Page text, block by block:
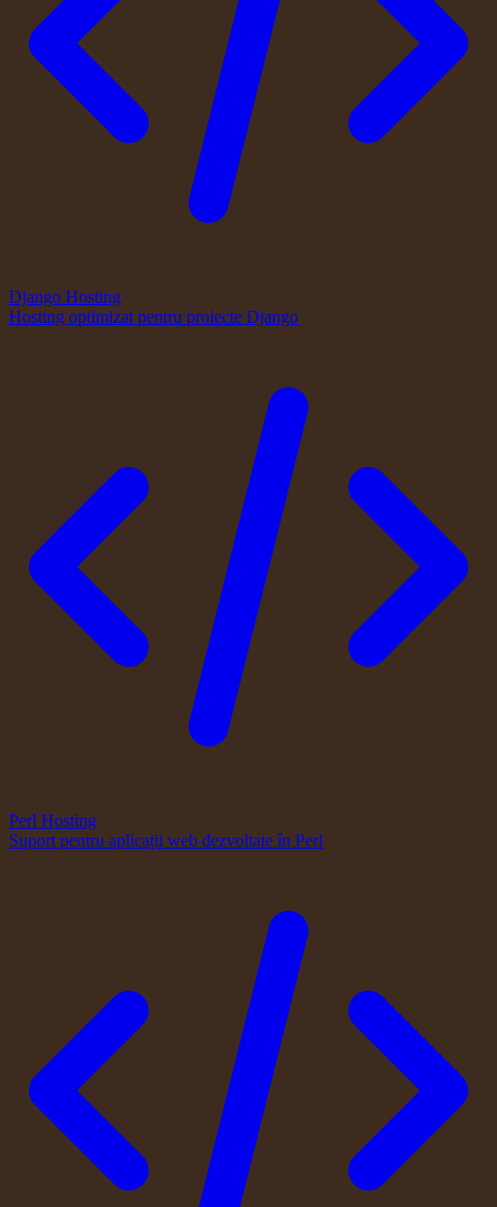
Django Hosting
Hosting optimizat pentru proiecte Django
Perl Hosting
Suport pentru aplicații web dezvoltate în Perl